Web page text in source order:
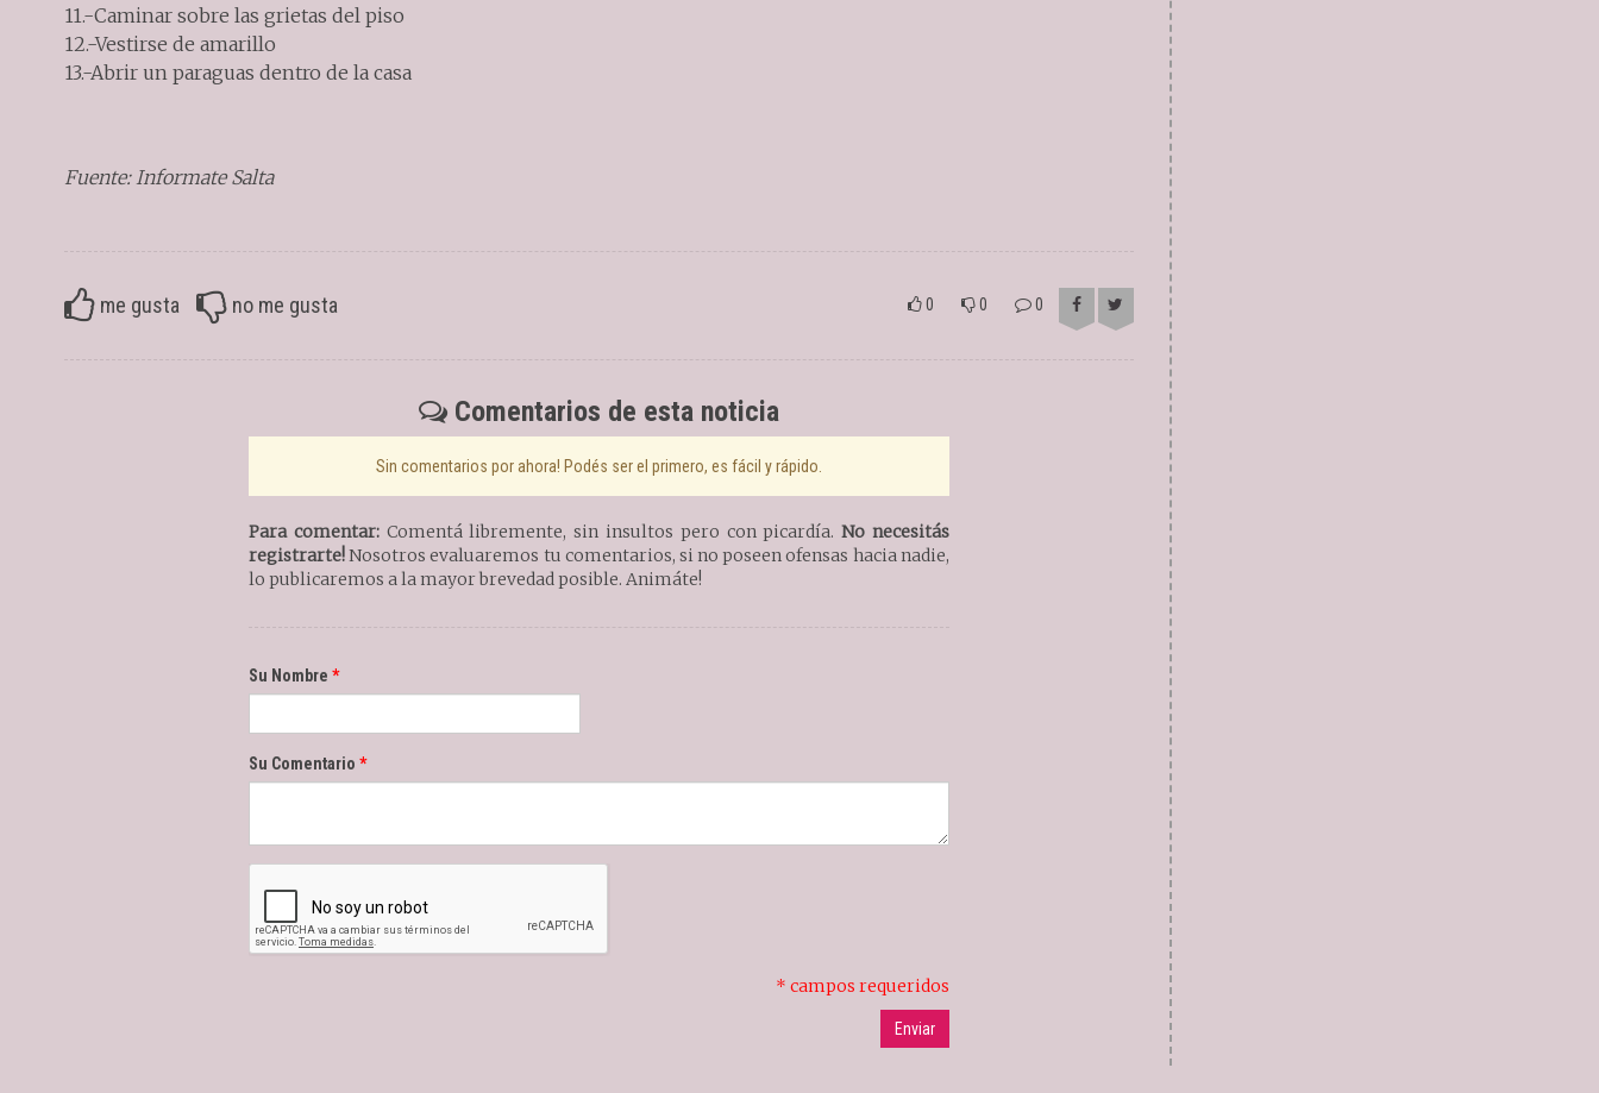
11.-Caminar sobre las grietas del piso
12.-Vestirse de amarillo
13.-Abrir un paraguas dentro de la casa
Fuente: Informate Salta
me gusta no me gusta 0 0 0
Comentarios de esta noticia
Sin comentarios por ahora! Podés ser el primero, es fácil y rápido.
Para comentar:Comentá libremente, sin insultos pero con picardía.No necesitás
registrarte!Nosotros evaluaremos tu comentarios, si no poseen ofensas hacia nadie,
lo publicaremos a la mayor brevedad posible. Animáte!
Su Nombre
Su Comentario
* campos requeridos